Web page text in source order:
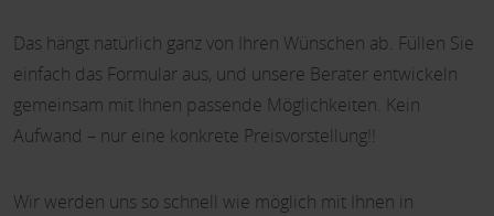
Das hängt natürlich ganz von Ihren Wünschen ab. Füllen Sie
einfach das Formular aus, und unsere Berater entwickeln
gemeinsam mit Ihnen passende Möglichkeiten. Kein
Aufwand – nur eine konkrete Preisvorstellung!!
Wir werden uns so schnell wie möglich mit Ihnen in